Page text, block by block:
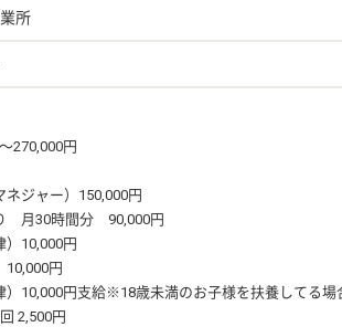
所
270,000円
ジャー）150,000円
月30時間分 90,000円
10,000円
円
10,000円支給※18歳未満のお子様を扶養してる場
2,500円